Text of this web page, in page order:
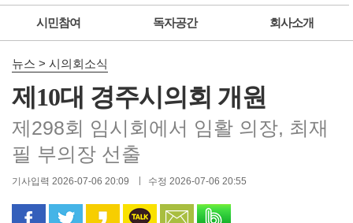
시민참여 독자공간 회사소개
뉴스 > 시의회소식
제10대 경주시의회 개원
제298회 임시회에서 임활 의장, 최재
필 부의장 선출
기사입력 2026-07-06 20:09 수정 2026-07-06 20:55
페이스북으로 공유
트위터로 공유카카오 스토리로 공유
카카오톡으로 공유
문자로 공유